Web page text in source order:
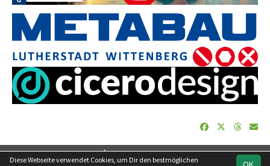
soccero.de
Diese Webseite verwendet Cookies, um Dir den bestmöglichen